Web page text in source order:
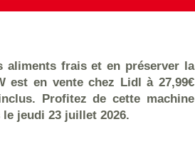
aliments frais et en préserver la
est en vente chez Lidl à 27,99€
Profitez de cette machine
jeudi 23 juillet 2026.